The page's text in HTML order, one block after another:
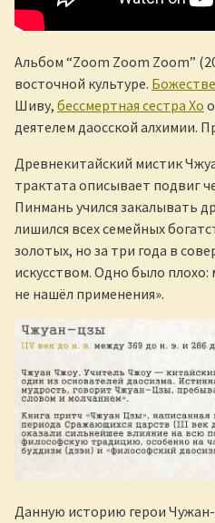
Альбом “Zoom Zoom Zoom”
восточной культуре.
Шиву, бессмертная сестра Хо
деятелем даосской алхимии.
Древнекитайский мистик
трактата описывает подвиг
Пинмань учился закалывать
лишился всех семейных
золотых, но за три года в
искусством. Одно было плохо:
не нашёл применения».
Данную историю герои